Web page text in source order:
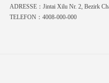
ADRESSE：Jintai Xilu Nr. 2, Bezirk
TELEFON：4008-000-000